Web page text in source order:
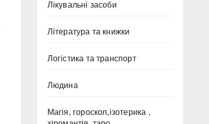
Лікувальні засоби
Література та книжки
Логістика та транспорт
Людина
Магія, гороскоп,ізотерика ,